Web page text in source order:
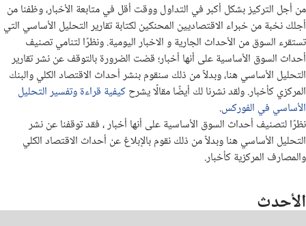
فيديوهات تعليمية
أخبار السلع
اسهم الفوركس
مؤتمرات فوركس
شروحات الفوركس
من أجل التركيز بشكل أكبر في التداول ووقت أقل في متابعة الأخبار، وظفنا من
أجلك نخبة من خبراء الاقتصاديين المحنكين لكتابة تقارير التحليل الأساسي التي
تستقرء السوق من الأحداث الجارية و الاخبار اليومية. ونظرًا لتنامي تصنيف
أحداث السوق الأساسية على أنها أخبار؛ قضت الضرورة بالتوقف عن نشر تقارير
التحليل الأساسي هنا، وبدلاً من ذلك سنقوم بنشر أحداث الاقتصاد الكلي والبنك
المركزي كأخبار. ولقد نشرنا لك أيضًا مقالًا يشرحكيفية قراءة وتفسير التحليل
الأساسي في الفوركس.
نظرًا لتصنيف أحداث السوق الأساسية على أنها أخبار ، فقد توقفنا عن نشر
التحليل الأساسي هنا وبدلاً من ذلك نقوم بالإبلاغ عن أحداث الاقتصاد الكلي
والمصارف المركزية كأخبار.
الأحدث